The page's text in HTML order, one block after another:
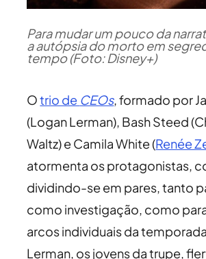
Para mudar um pouco da
a autópsia do morto em
tempo (Foto: Disney+)
Otrio de CEOs, formado por
(Logan Lerman), Bash Steed
Waltz) e Camila White (Renée
atormenta os protagonistas,
dividindo-se em pares, tanto
como investigação, como
arcos individuais da
Lerman, os jovens da trupe,